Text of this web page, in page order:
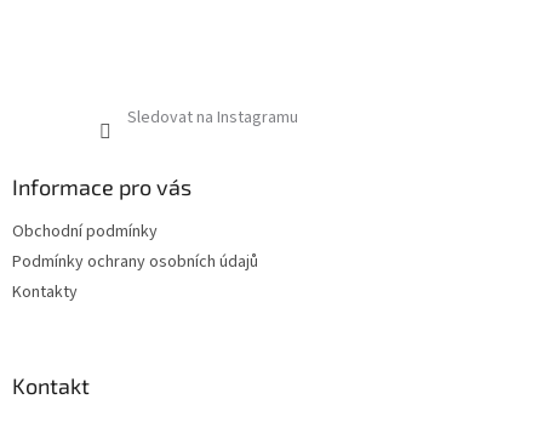
Sledovat na Instagramu
Informace pro vás
Obchodní podmínky
Podmínky ochrany osobních údajů
Kontakty
Kontakt